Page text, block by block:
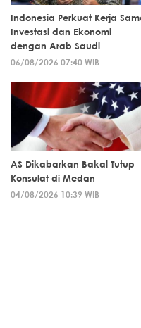
Indonesia Perkuat Kerja
Investasi dan Ekonomi
dengan Arab Saudi
06/08/2026 07:40 WIB
AS Dikabarkan Bakal Tutup
Konsulat di Medan
04/08/2026 10:39 WIB